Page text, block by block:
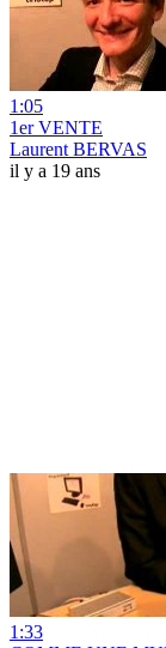
1:05
1er VENTE
Laurent BERVAS
il y a 19 ans
1:33